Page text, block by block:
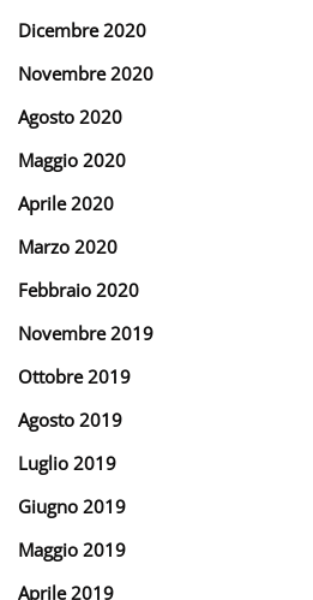
Dicembre 2020
Novembre 2020
Agosto 2020
Maggio 2020
Aprile 2020
Marzo 2020
Febbraio 2020
Novembre 2019
Ottobre 2019
Agosto 2019
Luglio 2019
Giugno 2019
Maggio 2019
Aprile 2019